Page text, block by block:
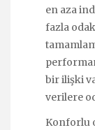
en aza
fazla
bir ilişki
verilere
Konforlu